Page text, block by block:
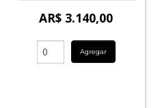
AR$ 3.140,00
Agregar